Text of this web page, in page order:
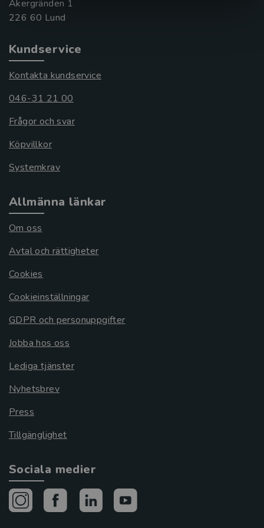
Åkergränden 1
Kundservice
Kontakta kundservice
046-31 21 00
Frågor och svar
Köpvillkor
Systemkrav
Allmänna länkar
Om oss
Avtal och rättigheter
Cookies
Cookieinställningar
GDPR och personuppgifter
Jobba hos oss
Lediga tjänster
Nyhetsbrev
Press
Tillgänglighet
Sociala medier